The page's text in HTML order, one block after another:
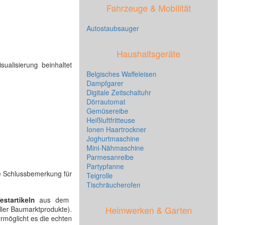
beinhaltet
für
aus dem
Baumarktprodukte).
es die echten
Fahrzeuge & Mobilität
Autostaubsauger
Haushaltsgeräte
Belgisches Waffeleisen
Dampfgarer
Digitale Zeitschaltuhr
Dörrautomat
Gemüsereibe
Heißluftfritteuse
Ionen Haartrockner
Joghurtmaschine
Mini-Nähmaschine
Parmesanreibe
Partypfanne
Teigrolle
Tischräucherofen
Heimwerken & Garten